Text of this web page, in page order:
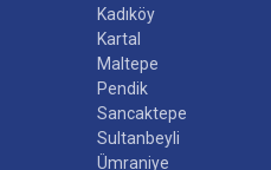
Kadıköy
Kartal
Maltepe
Pendik
Sancaktepe
Sultanbeyli
Ümraniye